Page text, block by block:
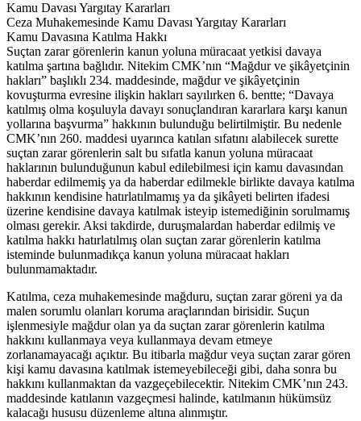
Kamu Davası Yargıtay Kararları
Ceza Muhakemesinde Kamu Davası Yargıtay Kararları
Kamu Davasına Katılma Hakkı
Suçtan zarar görenlerin kanun yoluna müracaat yetkisi davaya
katılma şartına bağlıdır. Nitekim CMK’nın “Mağdur ve şikâyetçinin
hakları” başlıklı 234. maddesinde, mağdur ve şikâyetçinin
kovuşturma evresine ilişkin hakları sayılırken 6. bentte; “Davaya
katılmış olma koşuluyla davayı sonuçlandıran kararlara karşı kanun
yollarına başvurma” hakkının bulunduğu belirtilmiştir. Bu nedenle
CMK’nın 260. maddesi uyarınca katılan sıfatını alabilecek surette
suçtan zarar görenlerin salt bu sıfatla kanun yoluna müracaat
haklarının bulunduğunun kabul edilebilmesi için kamu davasından
haberdar edilmemiş ya da haberdar edilmekle birlikte davaya katılma
hakkının kendisine hatırlatılmamış ya da şikâyeti belirten ifadesi
üzerine kendisine davaya katılmak isteyip istemediğinin sorulmamış
olması gerekir. Aksi takdirde, duruşmalardan haberdar edilmiş ve
katılma hakkı hatırlatılmış olan suçtan zarar görenlerin katılma
isteminde bulunmadıkça kanun yoluna müracaat hakları
bulunmamaktadır.
Katılma, ceza muhakemesinde mağduru, suçtan zarar göreni ya da
malen sorumlu olanları koruma araçlarından birisidir. Suçun
işlenmesiyle mağdur olan ya da suçtan zarar görenlerin katılma
hakkını kullanmaya veya kullanmaya devam etmeye
zorlanamayacağı açıktır. Bu itibarla mağdur veya suçtan zarar gören
kişi kamu davasına katılmak istemeyebileceği gibi, daha sonra bu
hakkını kullanmaktan da vazgeçebilecektir. Nitekim CMK’nın 243.
maddesinde katılanın vazgeçmesi halinde, katılmanın hükümsüz
kalacağı hususu düzenleme altına alınmıştır.